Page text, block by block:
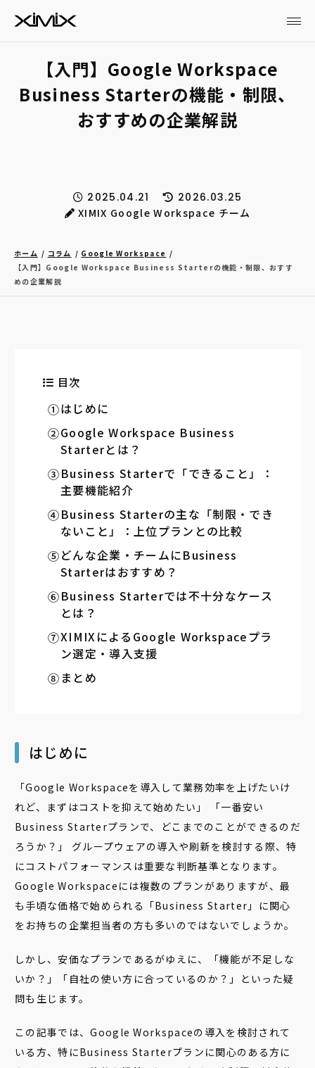
【入門】Google Workspace
Business Starterの機能・制限、
おすすめの企業解説
2025.04.21
2026.03.25
XIMIX Google Workspace チーム
ホーム コラム
Google Workspace
【入門】Google Workspace Business Starterの機能・制限、おすす
めの企業解説
目次
はじめに
Google Workspace Business
Starterとは？
Business Starterで「できること」：
主要機能紹介
Business Starterの主な「制限・でき
ないこと」：上位プランとの比較
どんな企業・チームにBusiness
Starterはおすすめ？
Business Starterでは不十分なケース
とは？
XIMIXによるGoogle Workspaceプラ
ン選定・導入支援
まとめ
はじめに
「Google Workspaceを導入して業務効率を上げたいけ
れど、まずはコストを抑えて始めたい」 「一番安い
Business Starterプランで、どこまでのことができるのだ
ろうか？」 グループウェアの導入や刷新を検討する際、特
にコストパフォーマンスは重要な判断基準となります。
Google Workspaceには複数のプランがありますが、最
も手頃な価格で始められる「Business Starter」に関心
をお持ちの企業担当者の方も多いのではないでしょうか。
しかし、安価なプランであるがゆえに、「機能が不足しな
いか？」「自社の使い方に合っているのか？」といった疑
問も生じます。
この記事では、Google Workspaceの導入を検討されて
いる方、特にBusiness Starterプランに関心のある方に